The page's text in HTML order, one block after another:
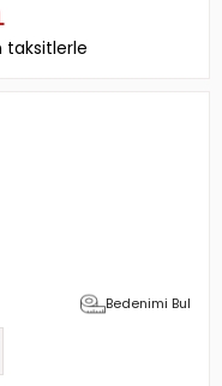
taksitlerle
Bedenimi Bul